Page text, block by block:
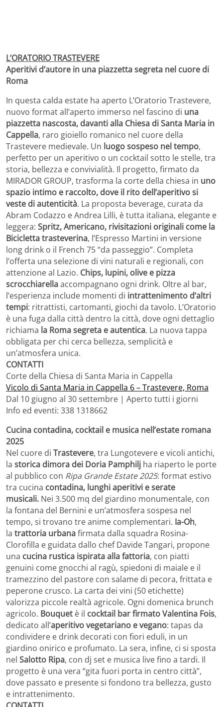
L’ORATORIO TRASTEVERE
Aperitivi d’autore in una piazzetta segreta nel cuore di
Roma
In questa calda estate ha aperto L’Oratorio Trastevere,
nuovo format all’aperto immerso nel fascino di una
piazzetta nascosta, davanti alla Chiesa di Santa Maria in
Cappella, raro gioiello romanico nel cuore della
Trastevere medievale. Un luogo sospeso nel tempo,
perfetto per un aperitivo o un cocktail sotto le stelle, tra
storia, bellezza e convivialità. Il progetto, firmato da
MIRADOR GROUP, trasforma la corte della chiesa in uno
spazio intimo e raccolto, dove il rito dell’aperitivo si
veste di autenticità. La proposta beverage, curata da
Abram Codazzo e Andrea Lilli, è tutta italiana, elegante e
leggera: Spritz, Americano, rivisitazioni originali come la
Bicicletta trasteverina, l’Espresso Martini in versione
long drink o il French 75 “da passeggio”. Completa
l’offerta una selezione di vini naturali e regionali, con
attenzione al Lazio. Chips, lupini, olive e pizza
scrocchiarellaaccompagnano ogni drink. Oltre al bar,
l’esperienza include momenti di intrattenimento d’altri
tempi: ritrattisti, cartomanti, giochi da tavolo. L’Oratorio
è una fuga dalla città dentro la città, dove ogni dettaglio
richiama la Roma segreta e autentica. La nuova tappa
obbligata per chi cerca bellezza, semplicità e
un’atmosfera unica.
CONTATTI
Corte della Chiesa di Santa Maria in Cappella
Vicolo di Santa Maria in Cappella 6 – Trastevere, Roma
Dal 10 giugno al 30 settembre | Aperto tutti i giorni
Info ed eventi: 338 1318662
Cucina contadina, cocktail e musica nell’estate romana
2025
Nel cuore di Trastevere, tra Lungotevere e vicoli antichi,
la storica dimora dei Doria Pamphilj ha riaperto le porte
al pubblico con Ripa Grande Estate 2025: format estivo
tra cucina contadina, lunghi aperitivi e serate
musicali. Nei 3.500 mq del giardino monumentale, con
la fontana del Bernini e un’atmosfera sospesa nel
tempo, si trovano tre anime complementari. Ia-Oh,
la trattoria urbanafirmata dalla squadra Rosina-
Clorofilla e guidata dallo chef Davide Tangari, propone
una cucina rustica ispirata alla fattoria, con piatti
genuini come gnocchi al ragù, spiedoni di maiale e il
tramezzino del pastore con salame di pecora, frittata e
peperone crusco. La carta dei vini (50 etichette)
valorizza piccole realtà agricole. Ogni domenica brunch
agricolo. Bouquet è il cocktail bar firmato Valentina Fois,
dedicato all’aperitivo vegetariano e vegano: tapas da
condividere e drink decorati con fiori eduli, in un
giardino onirico e profumato. La sera, infine, ci si sposta
nel Salotto Ripa, con dj set e musica live fino a tardi. Il
progetto è una vera “gita fuori porta in centro città”,
dove passato e presente si fondono tra bellezza, gusto
e intrattenimento.